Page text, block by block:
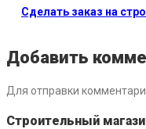
Сделать заказ на
Добавить
Для отправки
Строительный